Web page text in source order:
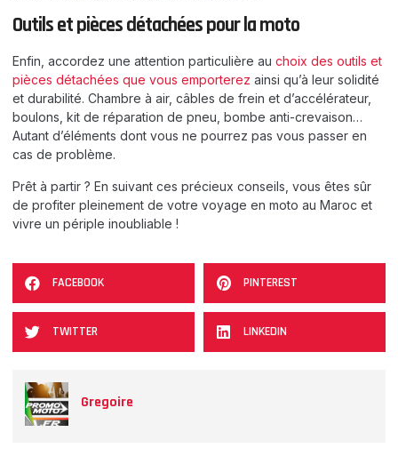
Outils et pièces détachées pour la moto
Enfin, accordez une attention particulière au choix des outils et
pièces détachées que vous emporterez ainsi qu’à leur solidité
et durabilité. Chambre à air, câbles de frein et d’accélérateur,
boulons, kit de réparation de pneu, bombe anti-crevaison…
Autant d’éléments dont vous ne pourrez pas vous passer en
cas de problème.
Prêt à partir ? En suivant ces précieux conseils, vous êtes sûr
de profiter pleinement de votre voyage en moto au Maroc et
vivre un périple inoubliable !
FACEBOOK PINTEREST
TWITTER LINKEDIN
Gregoire